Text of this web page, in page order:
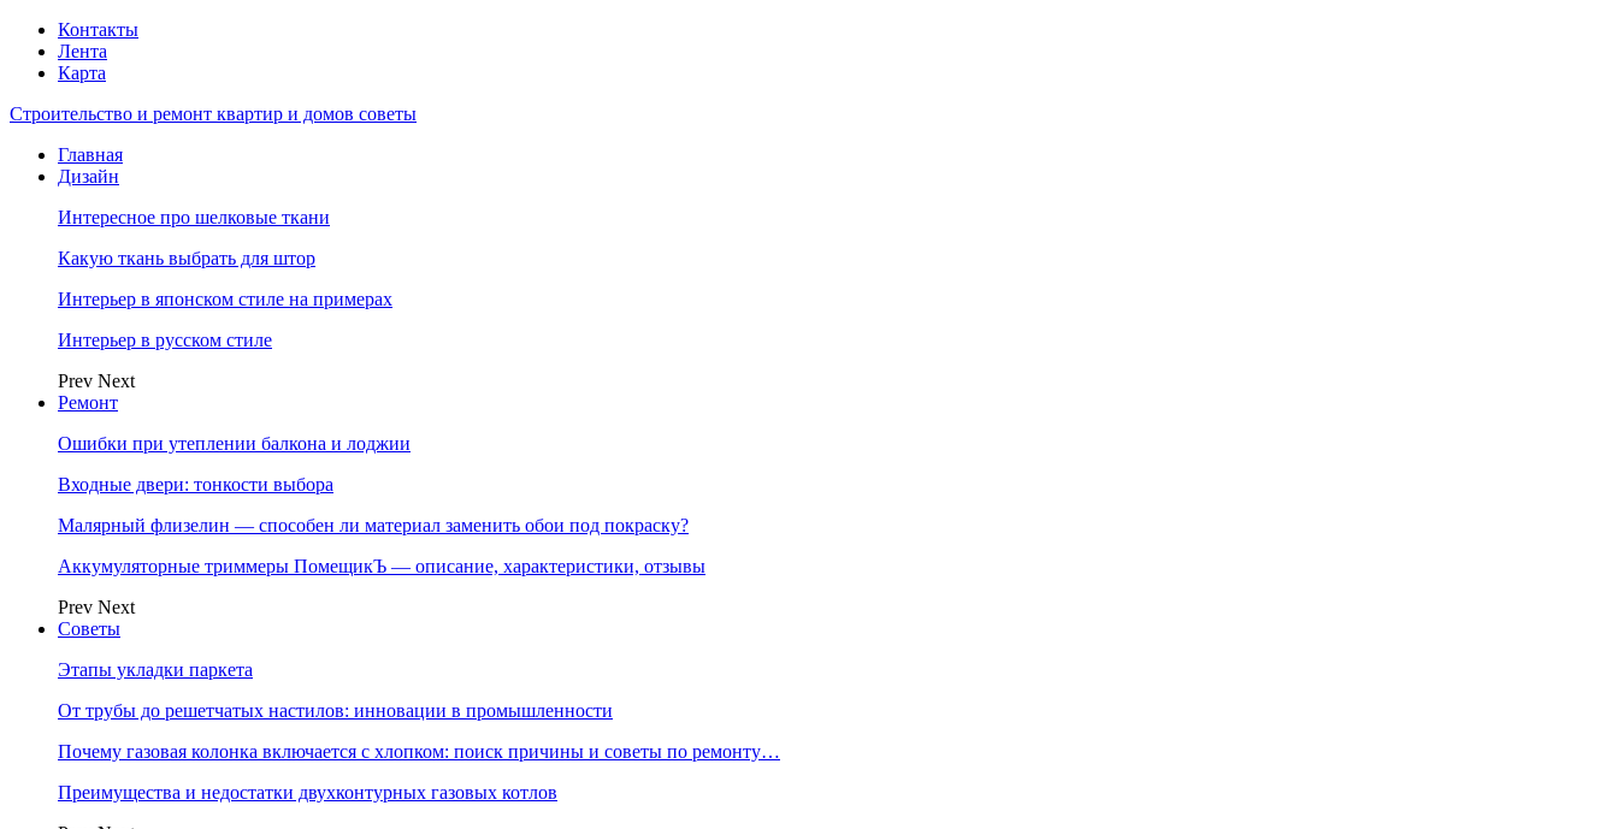
Контакты
Лента
Карта
Строительство и ремонт квартир и домов советы
Главная
Дизайн
Интересное про шелковые ткани
Какую ткань выбрать для штор
Интерьер в японском стиле на примерах
Интерьер в русском стиле
Prev Next
Ремонт
Ошибки при утеплении балкона и лоджии
Входные двери: тонкости выбора
Малярный флизелин — способен ли материал заменить обои под покраску?
Аккумуляторные триммеры ПомещикЪ — описание, характеристики, отзывы
Prev Next
Советы
Этапы укладки паркета
От трубы до решетчатых настилов: инновации в промышленности
Почему газовая колонка включается с хлопком: поиск причины и советы по ремонту…
Преимущества и недостатки двухконтурных газовых котлов